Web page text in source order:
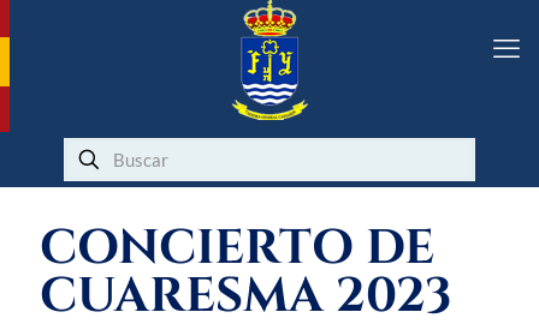
CONCIERTO DE
CUARESMA 2023